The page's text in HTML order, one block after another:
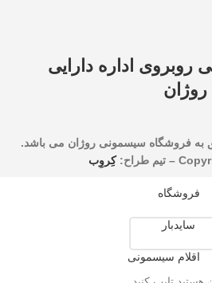
روبروی اداره دارایی
به فروشگاه سیسمونی روژان می باشد.
تیم طراح:کِروِب
فروشگاه
سایدبار
اقلام سیسمونی